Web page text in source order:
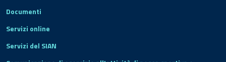
Documenti
Servizi online
Servizi del SIAN